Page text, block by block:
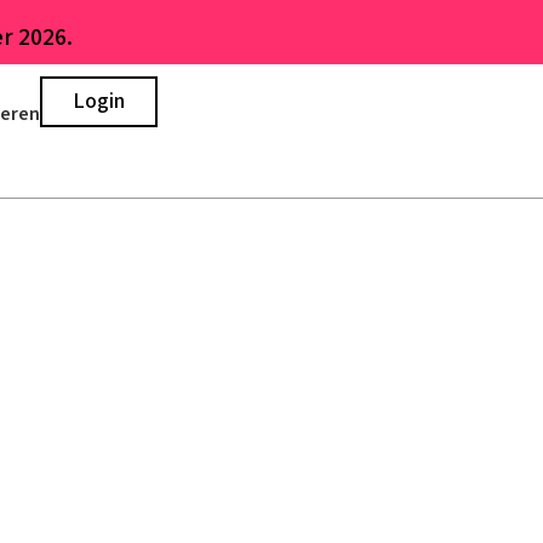
2026.
Login